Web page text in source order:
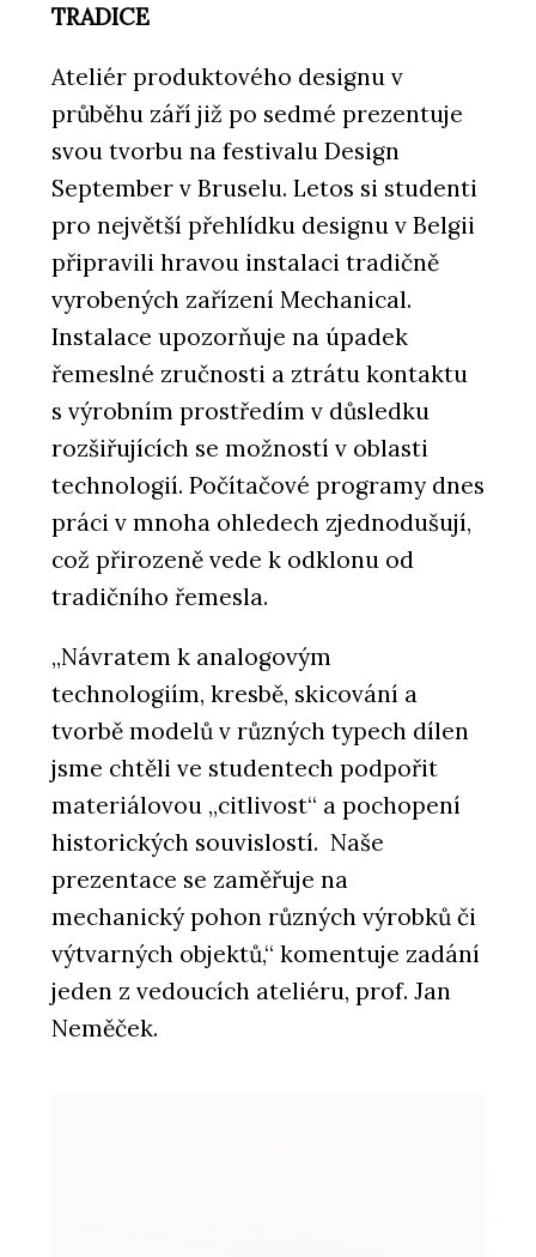
TRADICE
Ateliér produktového designu v
průběhu září již po sedmé prezentuje
svou tvorbu na festivalu Design
September v Bruselu. Letos si studenti
pro největší přehlídku designu v Belgii
připravili hravou instalaci tradičně
vyrobených zařízení Mechanical.
Instalace upozorňuje na úpadek
řemeslné zručnosti a ztrátu kontaktu
s výrobním prostředím v důsledku
rozšiřujících se možností v oblasti
technologií. Počítačové programy dnes
práci v mnoha ohledech zjednodušují,
což přirozeně vede k odklonu od
tradičního řemesla.
„Návratem k analogovým
technologiím, kresbě, skicování a
tvorbě modelů v různých typech dílen
jsme chtěli ve studentech podpořit
materiálovou „citlivost“ a pochopení
historických souvislostí. Naše
prezentace se zaměřuje na
mechanický pohon různých výrobků či
výtvarných objektů,“ komentuje zadání
jeden z vedoucích ateliéru, prof. Jan
Neměček.